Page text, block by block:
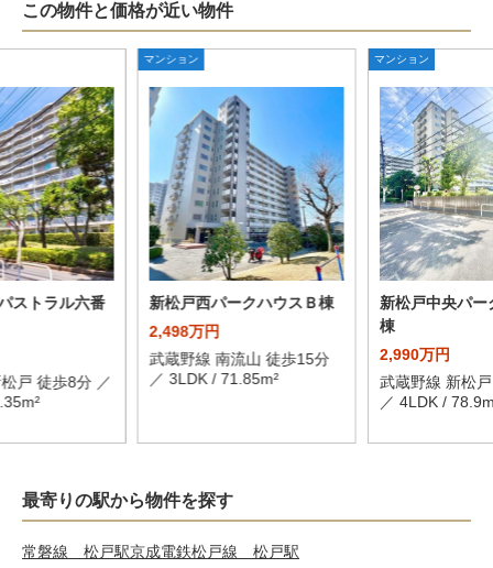
この物件と価格が近い物件
ストラル六番
戸 徒歩8分 ／
マンション
新松戸西パークハウスＢ棟
2,498万円
武蔵野線 南流山 徒歩15分
／ 3LDK / 71.85m²
マンション
新松戸中央パー
棟
2,990万円
武蔵野線 新松
／ 4LDK /
最寄りの駅から物件を探す
常磐線 松戸駅京成電鉄松戸線 松戸駅